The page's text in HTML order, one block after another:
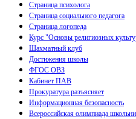
Страница психолога
Страница социального педагога
Страница логопеда
Курс "Основы религиозных
Шахматный клуб
Достижения школы
ФГОС ОВЗ
Кабинет ПАВ
Прокуратура разъясняет
Информационная безопасность
Всероссийская олимпиада